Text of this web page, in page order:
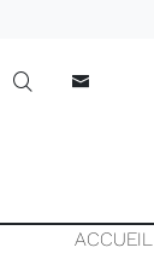
ACCUEIL